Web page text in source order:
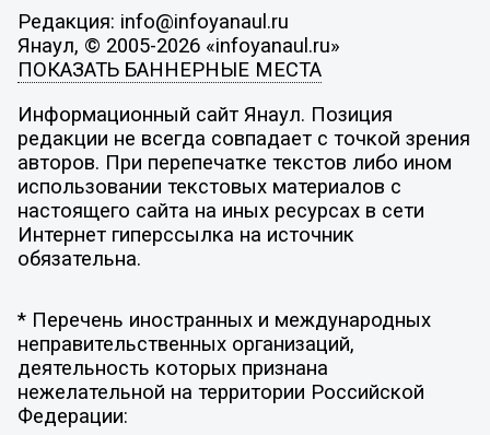
Редакция: info@infoyanaul.ru
Янаул, © 2005-2026 «infoyanaul.ru»
ПОКАЗАТЬ БАННЕРНЫЕ МЕСТА
Информационный сайт Янаул. Позиция
редакции не всегда совпадает с точкой зрения
авторов. При перепечатке текстов либо ином
использовании текстовых материалов с
настоящего сайта на иных ресурсах в сети
Интернет гиперссылка на источник
обязательна.
* Перечень иностранных и международных
неправительственных организаций,
деятельность которых признана
нежелательной на территории Российской
Федерации: